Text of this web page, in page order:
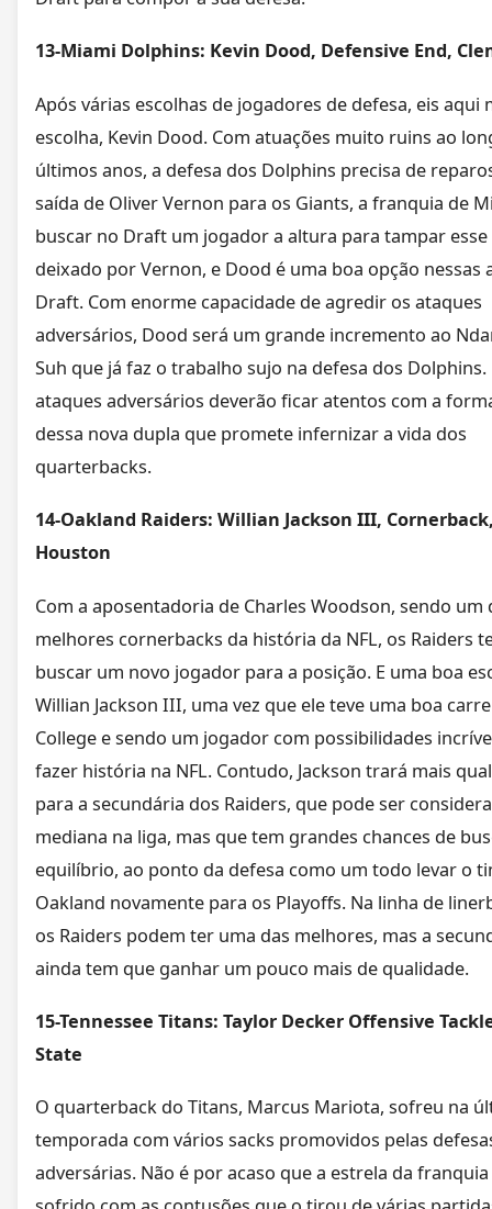
13-Miami Dolphins: Kevin Dood, Defensive End,
Após várias escolhas de jogadores de defesa, eis aqui
escolha, Kevin Dood. Com atuações muito ruins ao
últimos anos, a defesa dos Dolphins precisa de
saída de Oliver Vernon para os Giants, a franquia de
buscar no Draft um jogador a altura para tampar
deixado por Vernon, e Dood é uma boa opção nessas
Draft. Com enorme capacidade de agredir os ataques
adversários, Dood será um grande incremento ao
Suh que já faz o trabalho sujo na defesa dos Dolphins.
ataques adversários deverão ficar atentos com a
dessa nova dupla que promete infernizar a vida dos
quarterbacks.
14-Oakland Raiders: Willian Jackson III,
Houston
Com a aposentadoria de Charles Woodson, sendo um
melhores cornerbacks da história da NFL, os Raiders
buscar um novo jogador para a posição. E uma boa
Willian Jackson III, uma vez que ele teve uma boa
College e sendo um jogador com possibilidades
fazer história na NFL. Contudo, Jackson trará mais
para a secundária dos Raiders, que pode ser
mediana na liga, mas que tem grandes chances de
equilíbrio, ao ponto da defesa como um todo levar o
Oakland novamente para os Playoffs. Na linha de
os Raiders podem ter uma das melhores, mas a
ainda tem que ganhar um pouco mais de qualidade.
15-Tennessee Titans: Taylor Decker Offensive
State
O quarterback do Titans, Marcus Mariota, sofreu na
temporada com vários sacks promovidos pelas
adversárias. Não é por acaso que a estrela da